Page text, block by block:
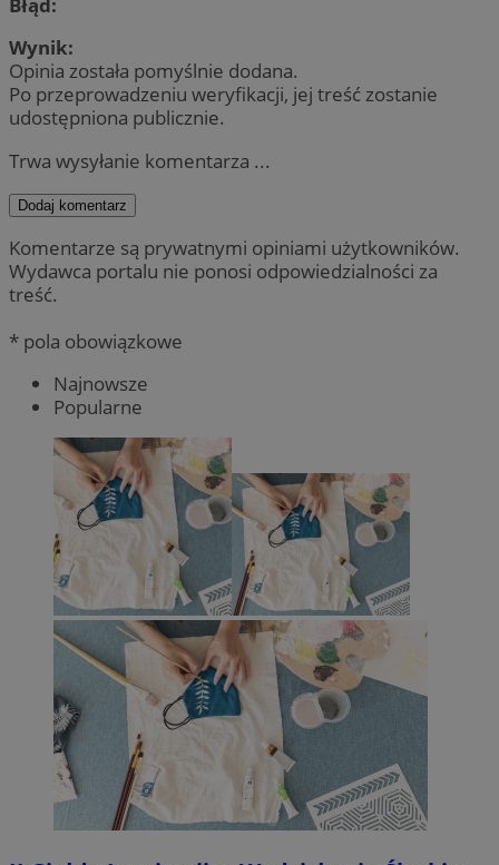
Błąd:
Wynik:
Opinia została pomyślnie dodana.
Po przeprowadzeniu weryfikacji, jej treść zostanie
udostępniona publicznie.
Trwa wysyłanie komentarza ...
Dodaj komentarz
Komentarze są prywatnymi opiniami użytkowników.
Wydawca portalu nie ponosi odpowiedzialności za
treść.
* pola obowiązkowe
Najnowsze
Popularne